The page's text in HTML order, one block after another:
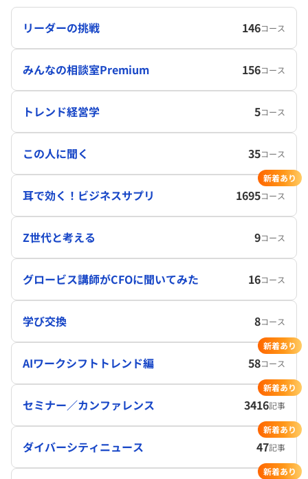
リーダーの挑戦 146コース
みんなの相談室Premium 156コース
トレンド経営学 5コース
この人に聞く 35コース
耳で効く！ビジネスサプリ 1695コース
新着あり
Z世代と考える 9コース
グロービス講師がCFOに聞いてみた 16コース
学び交換 8コース
AIワークシフトトレンド編 58コース
新着あり
セミナー／カンファレンス 3416記事
新着あり
ダイバーシティニュース 47記事
新着あり
新着あり